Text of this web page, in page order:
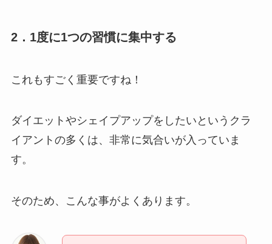
2．1度に1つの習慣に集中する
これもすごく重要ですね！
ダイエットやシェイプアップをしたいというクラ
イアントの多くは、非常に気合いが入っていま
す。
そのため、こんな事がよくあります。